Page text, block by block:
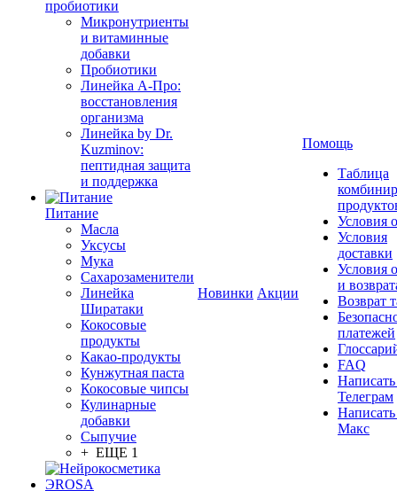
пробиотики
Микронутриенты
и витаминные
добавки
Пробиотики
Линейка А-Про:
восстановления
организма
Линейка by Dr.
Kuzminov:
пептидная защита
и поддержка
Питание
Масла
Уксусы
Мука
Сахарозаменители
Линейка
Ширатаки
Кокосовые
продукты
Какао-продукты
Кунжутная паста
Кокосовые чипсы
Кулинарные
добавки
Сыпучие
+ ЕЩЕ 1
Новинки Акции
Помощь
Таблица
Условия
Условия
доставки
Условия
и
Возврат
платежей
FAQ
Телеграм
Макс